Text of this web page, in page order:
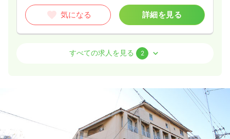
気になる 詳細を見る
気になる 詳細を見る
すべての求人を見る 2